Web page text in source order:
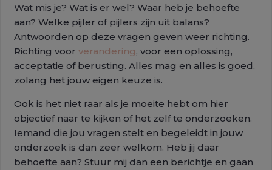
Wat mis je? Wat is er wel? Waar heb je behoefte
aan? Welke pijler of pijlers zijn uit balans?
Antwoorden op deze vragen geven weer richting.
Richting voorverandering, voor een oplossing,
acceptatie of berusting. Alles mag en alles is goed,
zolang het jouw eigen keuze is.
Ook is het niet raar als je moeite hebt om hier
objectief naar te kijken of het zelf te onderzoeken.
Iemand die jou vragen stelt en begeleidt in jouw
onderzoek is dan zeer welkom. Heb jij daar
behoefte aan? Stuur mij dan een berichtje en gaan